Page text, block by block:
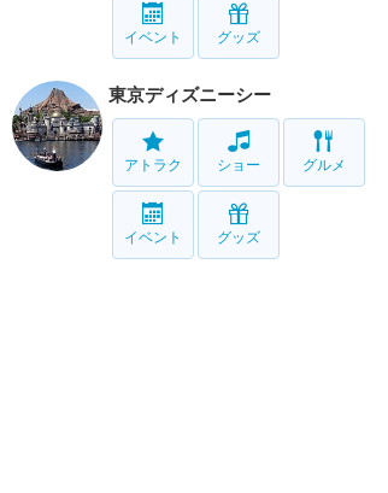
イベント グッズ
東京ディズニーシー
アトラク ショー グルメ
イベント グッズ